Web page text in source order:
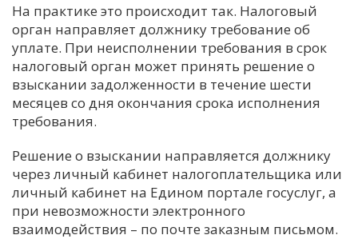
На практике это происходит так. Налоговый
орган направляет должнику требование об
уплате. При неисполнении требования в срок
налоговый орган может принять решение о
взыскании задолженности в течение шести
месяцев со дня окончания срока исполнения
требования.
Решение о взыскании направляется должнику
через личный кабинет налогоплательщика или
личный кабинет на Едином портале госуслуг, а
при невозможности электронного
взаимодействия – по почте заказным письмом.